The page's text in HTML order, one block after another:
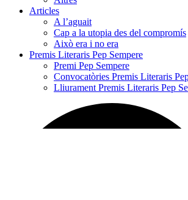
Articles
A l’aguait
Cap a la utopia des del compromís
Això era i no era
Premis Literaris Pep Sempere
Premi Pep Sempere
Convocatòries Premis Literaris
Lliurament Premis Literaris Pep